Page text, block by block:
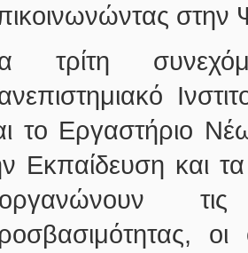
στην
τρίτη
το Εργαστήριο
Εκπαίδευση και